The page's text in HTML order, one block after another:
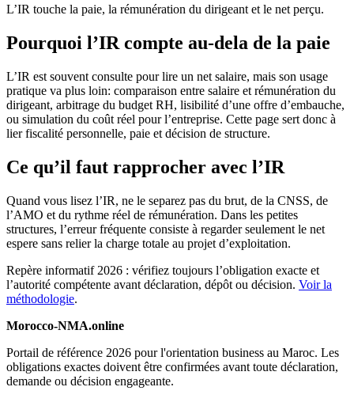
L’IR touche la paie, la rémunération du dirigeant et le net perçu.
Pourquoi l’IR compte au-dela de la paie
L’IR est souvent consulte pour lire un net salaire, mais son usage
pratique va plus loin: comparaison entre salaire et rémunération du
dirigeant, arbitrage du budget RH, lisibilité d’une offre d’embauche,
ou simulation du coût réel pour l’entreprise. Cette page sert donc à
lier fiscalité personnelle, paie et décision de structure.
Ce qu’il faut rapprocher avec l’IR
Quand vous lisez l’IR, ne le separez pas du brut, de la CNSS, de
l’AMO et du rythme réel de rémunération. Dans les petites
structures, l’erreur fréquente consiste à regarder seulement le net
espere sans relier la charge totale au projet d’exploitation.
Repère informatif 2026 : vérifiez toujours l’obligation exacte et
l’autorité compétente avant déclaration, dépôt ou décision. Voir la
méthodologie.
Morocco-NMA.online
Portail de référence 2026 pour l'orientation business au Maroc. Les
obligations exactes doivent être confirmées avant toute déclaration,
demande ou décision engageante.